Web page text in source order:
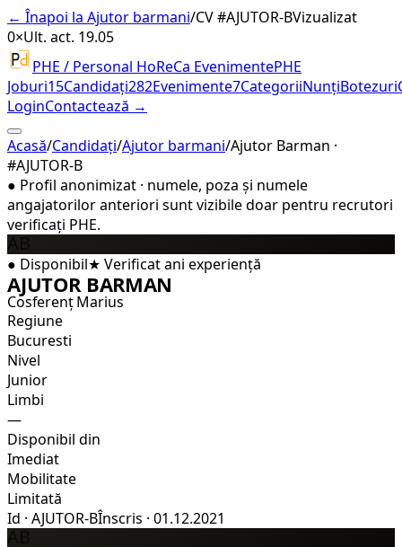
← Înapoi la Ajutor barmani/CV #AJUTOR-BVizualizat
0×Ult. act. 19.05
PHE / Personal HoReCa EvenimentePHE
Joburi15Candidați282Evenimente7CategoriiNunțiBotezuri
LoginContactează →
Acasă/Candidați/Ajutor barmani/Ajutor Barman ·
#AJUTOR-B
● Profil anonimizat · numele, poza și numele
angajatorilor anteriori sunt vizibile doar pentru recrutori
verificați PHE.
● Disponibil★ Verificatani experiență
AJUTOR BARMAN
Cosferenț Marius
Regiune
Bucuresti
Nivel
Junior
Limbi
—
Disponibil din
Imediat
Mobilitate
Limitată
Id · AJUTOR-BÎnscris · 01.12.2021